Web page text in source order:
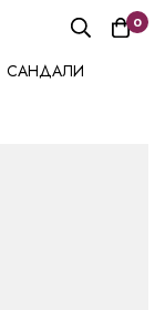
0
САНДАЛИ